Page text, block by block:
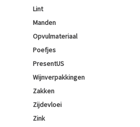
Lint
Manden
Opvulmateriaal
Poefjes
PresentUS
Wijnverpakkingen
Zakken
Zijdevloei
Zink